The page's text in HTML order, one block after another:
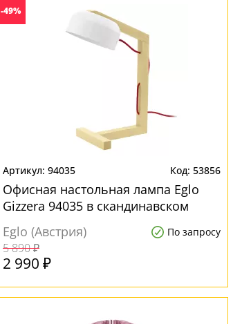
-49%
94035 53856
Офисная настольная лампа Eglo
Gizzera 94035 в скандинавском
стиле
Eglo (Австрия) По запросу
5 890 ₽
2 990 ₽